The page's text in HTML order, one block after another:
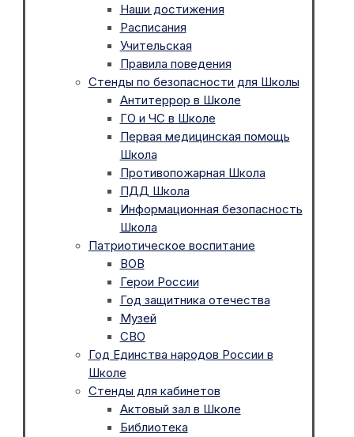
Наши достижения
Расписания
Учительская
Правила поведения
Стенды по безопасности для Школы
Антитеррор в Школе
ГО и ЧС в Школе
Первая медицинская помощь
Школа
Противопожарная Школа
ПДД Школа
Информационная безопасность
Школа
Патриотическое воспитание
ВОВ
Герои России
Год защитника отечества
Музей
СВО
Год Единства народов России в
Школе
Стенды для кабинетов
Актовый зал в Школе
Библиотека